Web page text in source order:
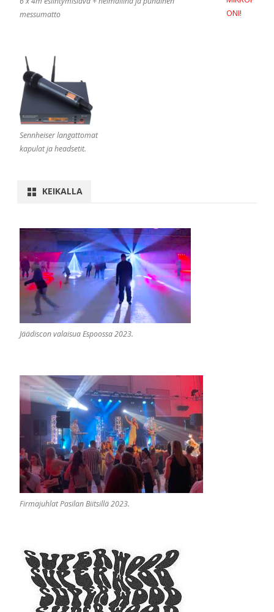
messumatto
ONI!
Sennheiser langattomat
kapulat ja headsetit.
KEIKALLA
Jäädiscon valaisua Espoossa 2023.
Firmajuhlat Pasilan Biitsillä 2023.